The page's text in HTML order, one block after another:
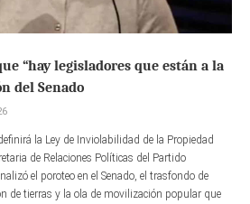
“hay legisladores que están a la
del Senado
la Ley de Inviolabilidad de la Propiedad
de Relaciones Políticas del Partido
el poroteo en el Senado, el trasfondo de
de tierras y la ola de movilización popular que